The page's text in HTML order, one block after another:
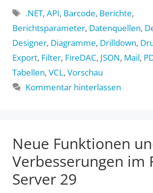
Schlagwörter
.NET,API, Barcode, Berichte,
Berichtsparameter, Datenquellen,
Designer, Diagramme, Drilldown,
Export, Filter, FireDAC, JSON, Mail,
Tabellen, VCL, Vorschau
Kommentar hinterlassen
Neue Funktionen
Verbesserungen im
Server 29